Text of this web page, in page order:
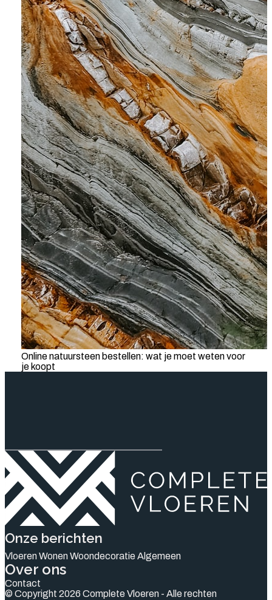
Online natuursteen bestellen: wat je moet weten voor
je koopt
Onze berichten
VloerenWonenWoondecoratieAlgemeen
Over ons
Contact
© Copyright 2026 Complete Vloeren - Alle rechten